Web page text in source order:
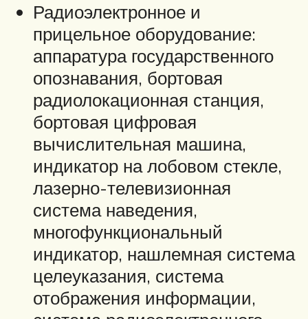
Радиоэлектронное и
прицельное оборудование:
аппаратура государственного
опознавания, бортовая
радиолокационная станция,
бортовая цифровая
вычислительная машина,
индикатор на лобовом стекле,
лазерно-телевизионная
система наведения,
многофункциональный
индикатор, нашлемная система
целеуказания, система
отображения информации,